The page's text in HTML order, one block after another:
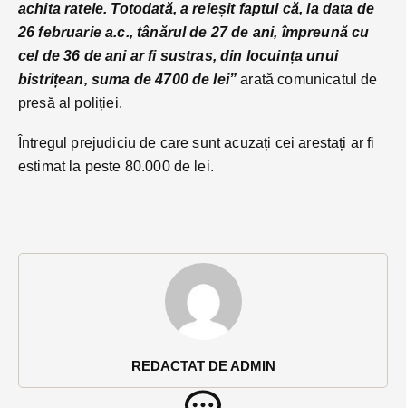
REDACTAT DE ADMIN
achita ratele. Totodată, a reieșit faptul că, la data de
26 februarie a.c., tânărul de 27 de ani, împreună cu
cel de 36 de ani ar fi sustras, din locuința unui
bistrițean, suma de 4700 de lei”arată comunicatul de
presă al poliției.
Întregul prejudiciu de care sunt acuzați cei arestați ar fi
estimat la peste 80.000 de lei.